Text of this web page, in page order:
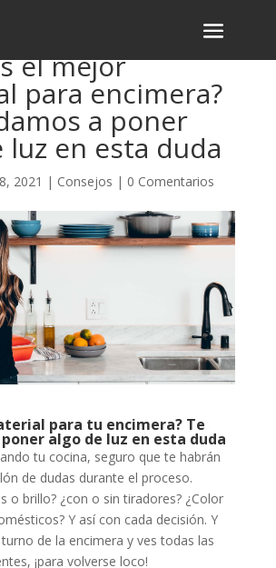
el mejor
para encimera?
a poner
luz en esta duda
2021 | Consejos | 0 Comentarios
para tu encimera? Te
algo de luz en esta duda
tu cocina, seguro que te habrán
de dudas durante el proceso.
o brillo? ¿con o sin tiradores? ¿Color
Y así con cada decisión. Y
de la encimera y ves todas las
¡para volverse loco!